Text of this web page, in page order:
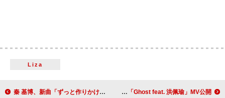
Liza
秦 基博、新曲「ずっと作りかけのラブソング」MVで“心の煌めき”表現 Cody・Lee(李)、台湾のシンガーを迎えた「Ghost feat. 洪佩瑜」MV公開